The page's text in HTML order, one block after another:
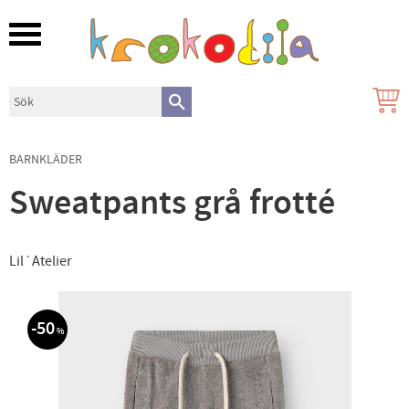
Meny
BARNKLÄDER
Sweatpants grå frotté
Lil´Atelier
50%